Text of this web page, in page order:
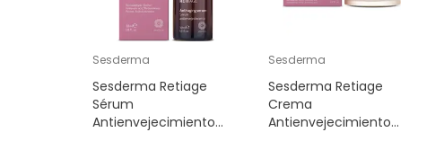
Sesderma
Sesderma Retiage
Sérum
Antienvejecimiento
Sesderma
Sesderma Retiage
Crema
Antienvejecimiento